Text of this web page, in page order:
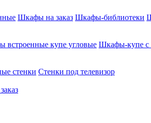
Шкафы на заказ Шкафы-библиотеки
встроенные купе угловые Шкафы-купе с
стенки Стенки под телевизор